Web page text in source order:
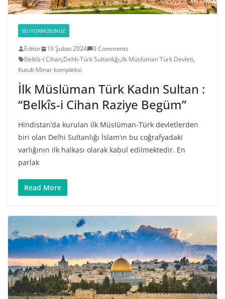
BILIYORMUSUNUZ
Editör 19 Şubat 2024
0 Comments
Belkîs-i Cihan,Dehli-Türk Sultanlığı,ilk Müslüman Türk Devleti,
Kutub Minar kompleksi
İlk Müslüman Türk Kadın Sultan :
“Belkîs-i Cihan Raziye Begüm”
Hindistan’da kurulan ilk Müslüman-Türk devletlerden
biri olan Delhi Sultanlığı İslam’ın bu coğrafyadaki
varlığının ilk halkası olarak kabul edilmektedir. En
parlak
Read More